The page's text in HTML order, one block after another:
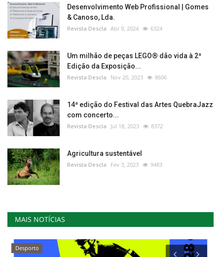
Desenvolvimento Web Profissional | Gomes
& Canoso, Lda.
Revista Descla Abr 9, 2024 6324
Um milhão de peças LEGO® dão vida à 2ª
Edição da Exposição...
Revista Descla Nov 20, 2023 8606
14ª edição do Festival das Artes QuebraJazz
com concerto...
Revista Descla Jul 18, 2023 8372
Agricultura sustentável
Revista Descla Fev 3, 2023 9483
MAIS NOTÍCIAS
Desporto